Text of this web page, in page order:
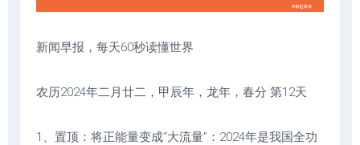
新闻早报，每天60秒读懂世界
农历2024年二月廿二，甲辰年，龙年，春分 第12天
1、置顶：将正能量变成“大流量”：2024年是我国全功